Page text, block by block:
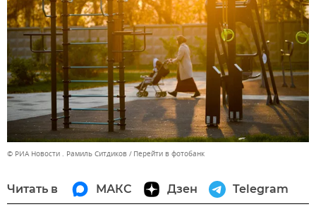
© РИА Новости . Рамиль Ситдиков Перейти в фотобанк
Читать в МАКС Дзен Telegram